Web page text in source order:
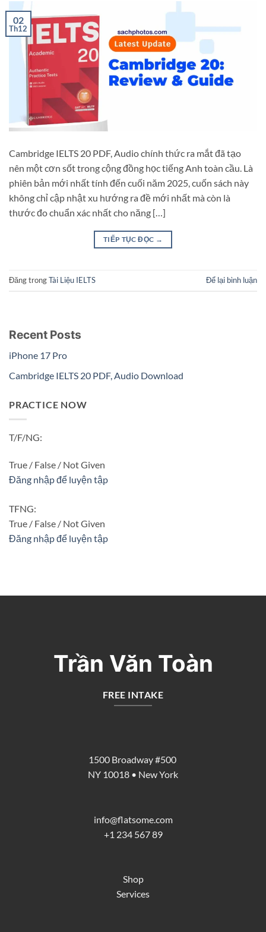
02
Th12
Cambridge IELTS 20 PDF, Audio chính thức ra mắt đã tạo
nên một cơn sốt trong cộng đồng học tiếng Anh toàn cầu. Là
phiên bản mới nhất tính đến cuối năm 2025, cuốn sách này
không chỉ cập nhật xu hướng ra đề mới nhất mà còn là
thước đo chuẩn xác nhất cho năng […]
TIẾP TỤC ĐỌC →
Đăng trongTài Liệu IELTS Để lại bình luận
Recent Posts
iPhone 17 Pro
Cambridge IELTS 20 PDF, Audio Download
PRACTICE NOW
T/F/NG:
True / False / Not Given
Đăng nhập để luyện tập
TFNG:
True / False / Not Given
Đăng nhập để luyện tập
Trần Văn Toàn
FREE INTAKE
1500 Broadway #500
NY 10018 • New York
info@flatsome.com
+1 234 567 89
Shop
Services